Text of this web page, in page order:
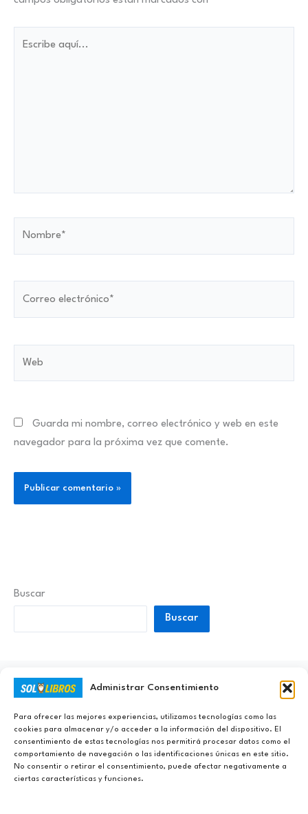
Administrar Consentimiento
Para ofrecer las mejores experiencias, utilizamos tecnologías como las
cookies para almacenar y/o acceder a la información del dispositivo. El
consentimiento de estas tecnologías nos permitirá procesar datos como el
comportamiento de navegación o las identificaciones únicas en este sitio.
No consentir o retirar el consentimiento, puede afectar negativamente a
ciertas características y funciones.
Guarda mi nombre, correo electrónico y web en este
navegador para la próxima vez que comente.
Buscar
Buscar
Ayúdanos a Nunca Dejar de Aprender